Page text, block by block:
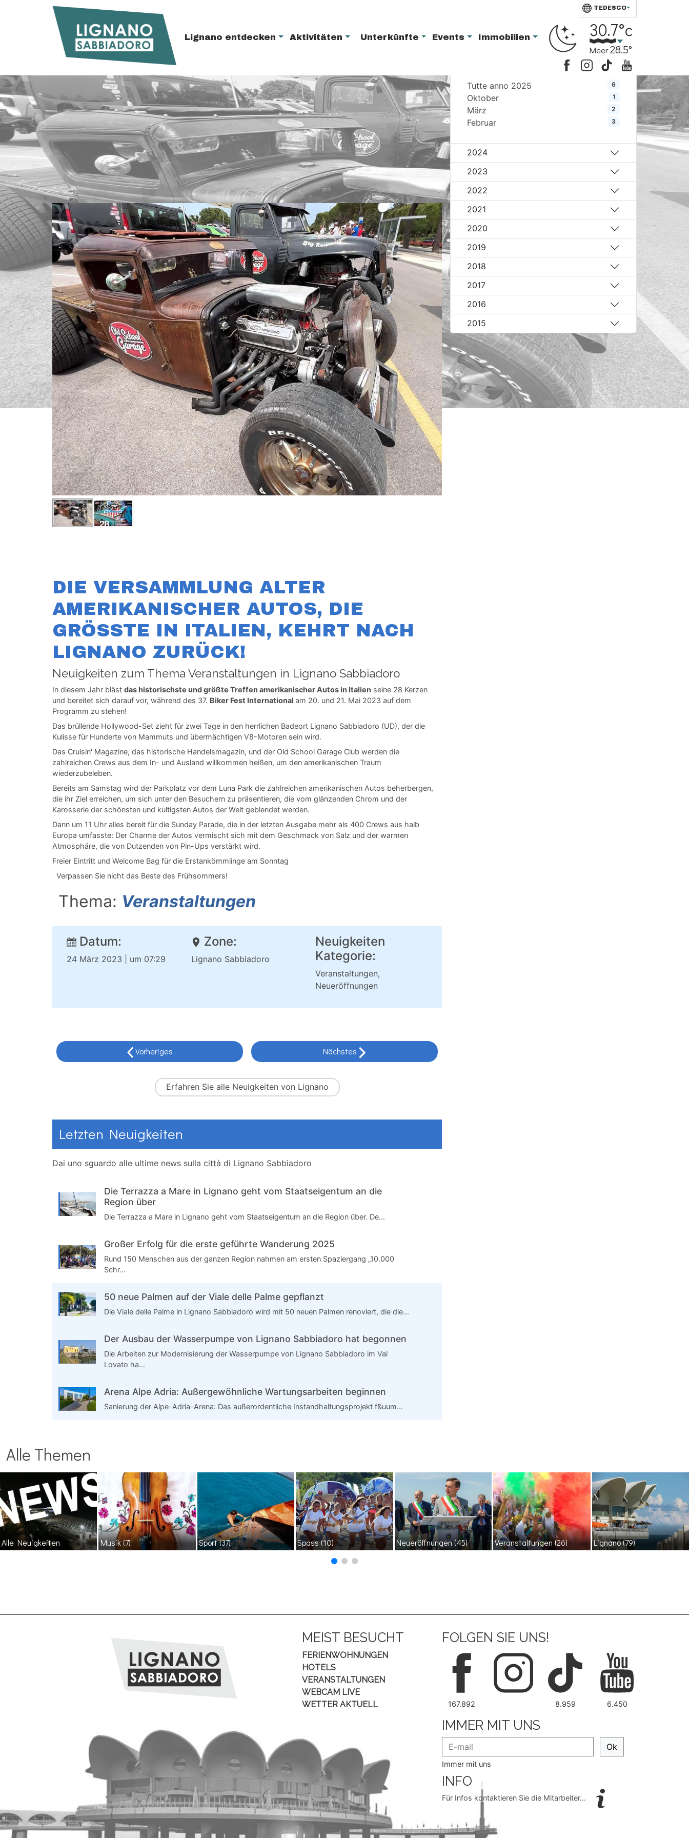
Lignano entdecken Aktivitäten Unterkünfte Events Immobilien
TEDESCO
30.7°c
Meer28.5°
DIE VERSAMMLUNG ALTER
AMERIKANISCHER AUTOS, DIE
GRÖSSTE IN ITALIEN, KEHRT NACH L
IGNANO ZURÜCK!
Neuigkeiten zum Thema Veranstaltungen in Lignano Sabbiadoro
In diesem Jahr bläst das historischste und größte Treffen amerikanischer Autos in Italien seine 28 Kerzen
und bereitet sich darauf vor, während des 37. Biker Fest International am 20. und 21. Mai 2023 auf dem
Programm zu stehen!
Das brüllende Hollywood-Set zieht für zwei Tage in den herrlichen Badeort Lignano Sabbiadoro (UD), der die
Kulisse für Hunderte von Mammuts und übermächtigen V8-Motoren sein wird.
Das Cruisin' Magazine, das historische Handelsmagazin, und der Old School Garage Club werden die
zahlreichen Crews aus dem In- und Ausland willkommen heißen, um den amerikanischen Traum
wiederzubeleben.
Bereits am Samstag wird der Parkplatz vor dem Luna Park die zahlreichen amerikanischen Autos beherbergen,
die ihr Ziel erreichen, um sich unter den Besuchern zu präsentieren, die vom glänzenden Chrom und der
Karosserie der schönsten und kultigsten Autos der Welt geblendet werden.
Dann um 11 Uhr alles bereit für die Sunday Parade, die in der letzten Ausgabe mehr als 400 Crews aus halb
Europa umfasste: Der Charme der Autos vermischt sich mit dem Geschmack von Salz und der warmen
Atmosphäre, die von Dutzenden von Pin-Ups verstärkt wird.
Freier Eintritt und Welcome Bag für die Erstankömmlinge am Sonntag
Verpassen Sie nicht das Beste des Frühsommers!
Letzten Neuigkeiten
Thema: Veranstaltungen
Datum:
24 März 2023 | um 07:29
Zone:
Lignano Sabbiadoro
Neuigkeiten
Kategorie:
Veranstaltungen,
Neueröffnungen
Vorheriges Nächstes
Erfahren Sie alle Neuigkeiten von Lignano
Letzten Neuigkeiten
Dai uno sguardo alle ultime news sulla città di Lignano Sabbiadoro
Die Terrazza a Mare in Lignano geht vom Staatseigentum an die
Region über
Die Terrazza a Mare in Lignano geht vom Staatseigentum an die Region über. De...
Großer Erfolg für die erste geführte Wanderung 2025
Rund 150 Menschen aus der ganzen Region nahmen am ersten Spaziergang „10.000
Schr...
50 neue Palmen auf der Viale delle Palme gepflanzt
Die Viale delle Palme in Lignano Sabbiadoro wird mit 50 neuen Palmen renoviert, die die...
Der Ausbau der Wasserpumpe von Lignano Sabbiadoro hat begonnen
Die Arbeiten zur Modernisierung der Wasserpumpe von Lignano Sabbiadoro im Val
Lovato ha...
Arena Alpe Adria: Außergewöhnliche Wartungsarbeiten beginnen
Sanierung der Alpe-Adria-Arena: Das außerordentliche Instandhaltungsprojekt f&uum...
Archiv Neuigkeiten:
Tutte anno 2025 6
Oktober 1
März 2
Februar 3
2024
2023
2022
2021
2020
2019
2018
2017
2016
2015
Alle Themen
Alle Neuigkeiten Musik(7) Sport(37) Spass(10) Neueröffnungen(45) Veranstaltungen(26) Lignano(79)
MEIST BESUCHT
FERIENWOHNUNGEN
HOTELS
VERANSTALTUNGEN
WEBCAM LIVE
WETTER AKTUELL
FOLGEN SIE UNS!
167.892 8.959 6.450
IMMER MIT UNS
Ok
Immer mit uns
INFO
Für Infos kontaktieren Sie die Mitarbeiter...